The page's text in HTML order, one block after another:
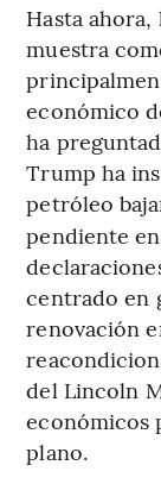
Hasta
muestra
económico
ha
Trump ha
petróleo
pendiente
centrado en
renovación
del Lincoln
económicos
plano.